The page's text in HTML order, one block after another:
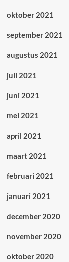
oktober 2021
september 2021
augustus 2021
juli 2021
juni 2021
mei 2021
april 2021
maart 2021
februari 2021
januari 2021
december 2020
november 2020
oktober 2020